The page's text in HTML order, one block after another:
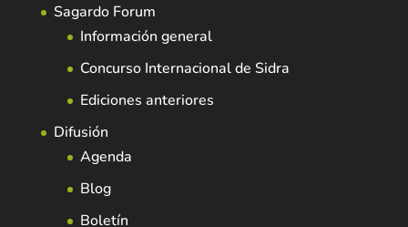
Sagardo Forum
Información general
Concurso Internacional de Sidra
Ediciones anteriores
Difusión
Agenda
Blog
Boletín